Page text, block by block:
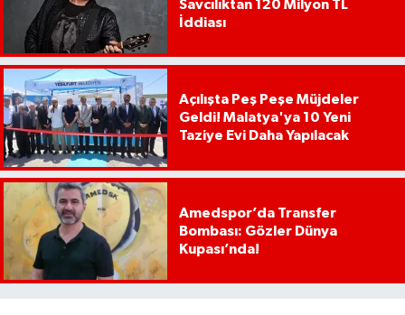
Savcılıktan 120 Milyon TL
İddiası
Açılışta Peş Peşe Müjdeler
Geldi! Malatya'ya 10 Yeni
Taziye Evi Daha Yapılacak
Amedspor’da Transfer
Bombası: Gözler Dünya
Kupası’nda!